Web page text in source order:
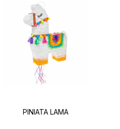
PINIATA LAMA